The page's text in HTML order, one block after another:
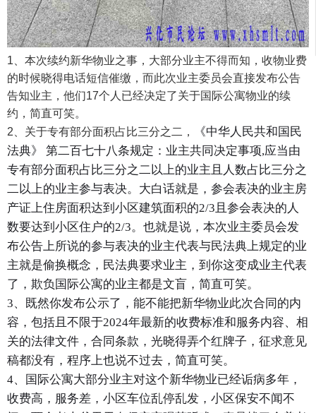
1、本次续约新华物业之事，大部分业主不得而知，收物业费
的时候晓得电话短信催缴，而此次业主委员会直接发布公告
告知业主，他们17个人已经决定了关于国际公寓物业的续
约，简直可笑。
2、关于专有部分面积占比三分之二，
《中华人民共和国民
法典》 第二百七十八条规定： 业主共同决定事项,应当由
专有部分面积占比三分之二以上的业主且人数占比三分之
二以上的业主参与表决。大白话就是， 参会表决的业主房
产证上住房面积达到小区建筑面积的2/3且参会表决的人
数要达到小区住户的2/3。也就是说，本次业主委员会发
布公告上所说的参与表决的业主代表与民法典上规定的业
主就是偷换概念，民法典要求业主，到你这变成业主代表
了，欺负国际公寓的业主都是文盲，简直可笑。
3、既然你发布公示了，能不能把新华物业此次合同的内
容，包括且不限于2024年最新的收费标准和服务内容、相
关的法律文件，合同条款，光晓得弄个红牌子，征求意见
稿都没有，程序上也说不过去，简直可笑。
4、国际公寓大部分业主对这个新华物业已经诟病多年，
收费高，服务差，小区车位乱停乱发，小区保安不闻不